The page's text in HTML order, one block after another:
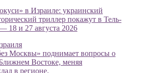
в Израиле: украинский
триллер покажут в Тель-
18 и 27 августа 2026
Москвы» поднимает вопросы о
Востоке, меняя
в регионе.